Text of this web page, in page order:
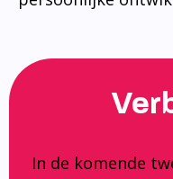
In de komende